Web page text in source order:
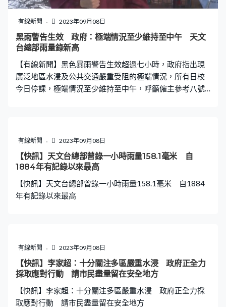
面情況影響仍暫停 ．九巴：逾160條線已恢復有限度服
務 龍運除A43P線外亦陸續恢復 ．天文台取消黃色暴雨警
告信號 ．勞福局：極端情況下 不論有否暴雨警告 工作
安排等同8號風球 ．保安局：警務處排洪前45分鐘接內地
有線新聞 2023年09月08日
黑雨警告生效 政府：極端情況至少維持至中午 天文
台總部雨量錄新高
【有線新聞】黑色暴雨警告生效超過七小時，政府指出現
廣泛地區水浸及公共交通嚴重受阻的極端情況，所有日校
今日停課，極端情況至少維持至中午，呼籲僱主參考八號
路中間，濺起超過一米高水花。同一個位置有人站不穩，
路，有人滿身泥濘、坐在積水中。洪水稍退，見到大量地
磚被沖出馬路。柴灣在黑色暴雨下變成澤國，新翠商場對
出馬路完全淹浸，車輛無法通過。 這場突如其來的暴雨，
由晚上9時25分天文台發出黃色暴雨開始，不足半小時便
時生效，打鼓嶺、沙頭角一帶受大雨影響，短時間內錄得
逾150毫米雨量。 沙頭角多處水浸、水深及膝，沙頭角口
岸附近一號閘暫時封閉，禁止車輛出入，消防員及救援車
少14條前往新界北的小巴
有線新聞 2023年09月08日
【快訊】天文台總部曾錄一小時雨量158.1毫米 自
1884年有記錄以來最高
【快訊】天文台總部曾錄一小時雨量158.1毫米 自1884
年有記錄以來最高
有線新聞 2023年09月08日
【快訊】李家超：十分關注多區嚴重水浸 政府正全力
採取應對行動 請市民盡量留在安全地方
【快訊】李家超：十分關注多區嚴重水浸 政府正全力採
取應對行動 請市民盡量留在安全地方